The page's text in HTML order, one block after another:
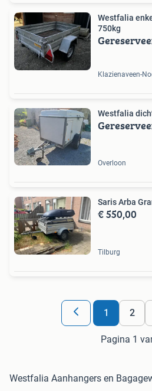
Westfalia
750kg
Klazienaveen-
Westfalia
Overloon
Saris Arba
€ 550,00
Tilburg
1 2
Pagina 1
Westfalia Aanhangers en